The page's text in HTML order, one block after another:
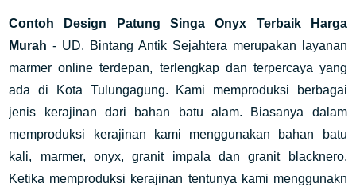
Contoh Design Patung Singa Onyx Terbaik Harga
Murah - UD. Bintang Antik Sejahtera merupakan layanan
marmer online terdepan, terlengkap dan terpercaya yang
ada di Kota Tulungagung. Kami memproduksi berbagai
jenis kerajinan dari bahan batu alam. Biasanya dalam
memproduksi kerajinan kami menggunakan bahan batu
kali, marmer, onyx, granit impala dan granit blacknero.
Ketika memproduksi kerajinan tentunya kami menggunakn